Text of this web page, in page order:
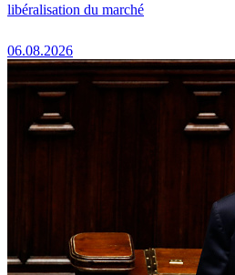
libéralisation du marché
06.08.2026